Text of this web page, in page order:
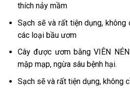
thích nảy mầm
Sạch sẽ và rất tiện dụng,
các loại bầu ươm
Cây được ươm bằng VIÊN
mập mạp, ngừa sâu bệnh hại.
Sạch sẽ và rất tiện dụng, không